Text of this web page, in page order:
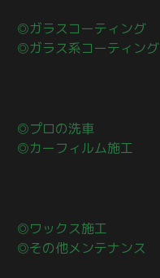
◎ガラスコーティング
◎ガラス系コーティング
◎プロの洗車
◎カーフィルム施工
◎ワックス施工
◎その他メンテナンス